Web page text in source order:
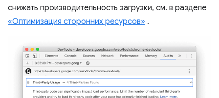
снижать производительность загрузки, см. в разделе
«Оптимизация сторонних ресурсов» .